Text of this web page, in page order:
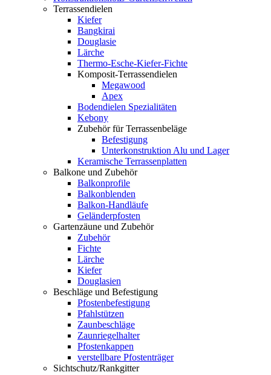
Terrassendielen
Kiefer
Bangkirai
Douglasie
Lärche
Thermo-Esche-Kiefer-Fichte
Komposit-Terrassendielen
Megawood
Apex
Bodendielen Spezialitäten
Kebony
Zubehör für Terrassenbeläge
Befestigung
Unterkonstruktion Alu und Lager
Keramische Terrassenplatten
Balkone und Zubehör
Balkonprofile
Balkonblenden
Balkon-Handläufe
Geländerpfosten
Gartenzäune und Zubehör
Zubehör
Fichte
Lärche
Kiefer
Douglasien
Beschläge und Befestigung
Pfostenbefestigung
Pfahlstützen
Zaunbeschläge
Zaunriegelhalter
Pfostenkappen
verstellbare Pfostenträger
Sichtschutz/Rankgitter